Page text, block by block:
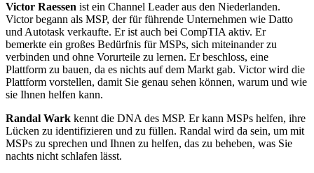
Victor Raessen ist ein Channel Leader aus den Niederlanden.
Victor begann als MSP, der für führende Unternehmen wie Datto
und Autotask verkaufte. Er ist auch bei CompTIA aktiv. Er
bemerkte ein großes Bedürfnis für MSPs, sich miteinander zu
verbinden und ohne Vorurteile zu lernen. Er beschloss, eine
Plattform zu bauen, da es nichts auf dem Markt gab. Victor wird die
Plattform vorstellen, damit Sie genau sehen können, warum und wie
sie Ihnen helfen kann.
Randal Wark kennt die DNA des MSP. Er kann MSPs helfen, ihre
Lücken zu identifizieren und zu füllen. Randal wird da sein, um mit
MSPs zu sprechen und Ihnen zu helfen, das zu beheben, was Sie
nachts nicht schlafen lässt.